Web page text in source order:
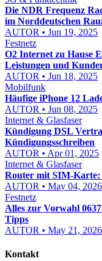
Die NDR Frequenz
im Norddeutschen
AUTOR • Jun 19, 2025
Festnetz
O2 Internet zu Hause
Leistungen und
AUTOR • Jun 18, 2025
Mobilfunk
Häufige iPhone 12
AUTOR • Jun 08, 2025
Internet & Glasfaser
Kündigung DSL
Kündigungsschreiben
AUTOR • Apr 01, 2025
Internet & Glasfaser
Router mit SIM-Karte:
AUTOR • May 04, 2026
Festnetz
Alles zur Vorwahl
Tipps
AUTOR • May 21, 2026
Kontakt